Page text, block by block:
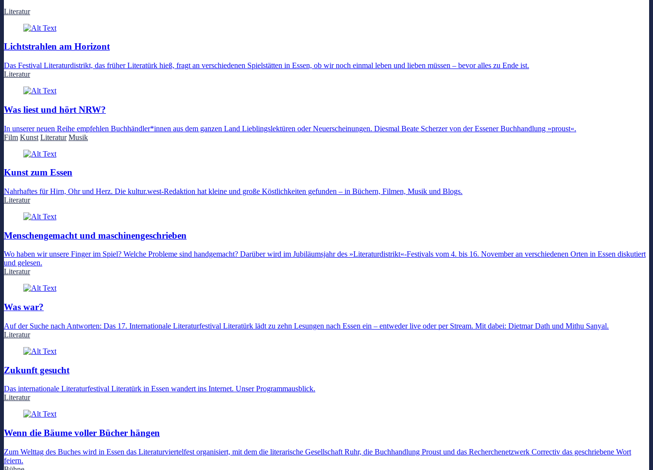
Literatur
Lichtstrahlen am Horizont
Das Festival Literaturdistrikt, das früher Literatürk hieß, fragt an verschiedenen Spielstätten in Essen, ob wir noch einmal leben und lieben müssen – bevor alles zu Ende ist.
Literatur
Was liest und hört NRW?
In unserer neuen Reihe empfehlen Buchhändler*innen aus dem ganzen Land Lieblingslektüren oder Neuerscheinungen. Diesmal Beate Scherzer von der Essener Buchhandlung »proust«.
Film Kunst Literatur Musik
Kunst zum Essen
Nahrhaftes für Hirn, Ohr und Herz. Die kultur.west-Redaktion hat kleine und große Köstlichkeiten gefunden – in Büchern, Filmen, Musik und Blogs.
Literatur
Menschengemacht und maschinengeschrieben
Wo haben wir unsere Finger im Spiel? Welche Probleme sind handgemacht? Darüber wird im Jubiläumsjahr des »Literaturdistrikt«-Festivals vom 4. bis 16. November an verschiedenen Orten in Essen diskutiert
und gelesen.
Literatur
Was war?
Auf der Suche nach Antworten: Das 17. Internationale Literaturfestival Literatürk lädt zu zehn Lesungen nach Essen ein – entweder live oder per Stream. Mit dabei: Dietmar Dath und Mithu Sanyal.
Literatur
Zukunft gesucht
Das internationale Literaturfestival Literatürk in Essen wandert ins Internet. Unser Programmausblick.
Literatur
Wenn die Bäume voller Bücher hängen
Zum Welttag des Buches wird in Essen das Literaturviertelfest organisiert, mit dem die literarische Gesellschaft Ruhr, die Buchhandlung Proust und das Recherchenetzwerk Correctiv das geschriebene Wort
feiern.